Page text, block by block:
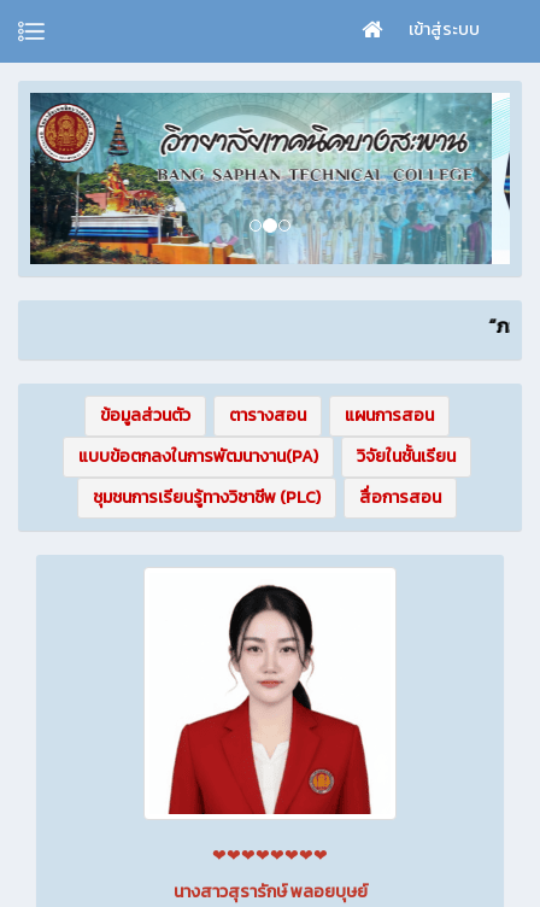
เข้าสู่ระบบ
“ภวนามยปั
ข้อมูลส่วนตัว ตารางสอน
แผนการสอน
แบบข้อตกลงในการพัฒนางาน(PA)
วิจัยในชั้นเรียน
ชุมชนการเรียนรู้ทางวิชาชีพ (PLC)
สื่อการสอน
❤❤❤❤❤❤❤❤
นางสาวสุรารักษ์ พลอยบุษย์